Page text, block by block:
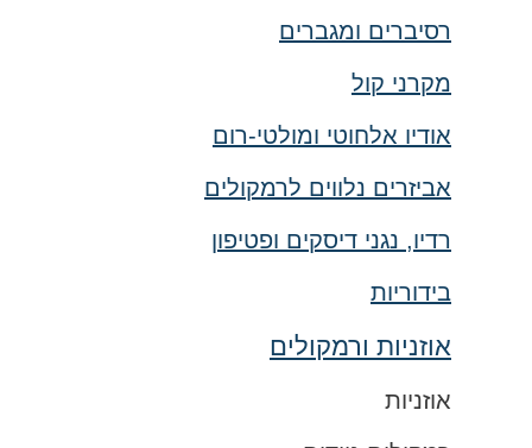
רסיברים ומגברים
מקרני קול
אודיו אלחוטי ומולטי-רום
אביזרים נלווים לרמקולים
רדיו, נגני דיסקים ופטיפון
בידוריות
אוזניות ורמקולים
אוזניות